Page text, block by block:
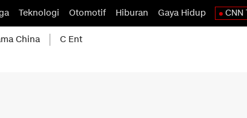
Teknologi Otomotif Hiburan Gaya Hidup CNN
China C Ent